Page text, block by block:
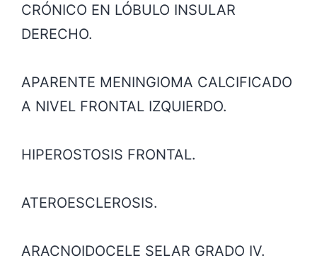
CRÓNICO EN LÓBULO INSULAR
DERECHO.
APARENTE MENINGIOMA CALCIFICADO
A NIVEL FRONTAL IZQUIERDO.
HIPEROSTOSIS FRONTAL.
ATEROESCLEROSIS.
ARACNOIDOCELE SELAR GRADO IV.